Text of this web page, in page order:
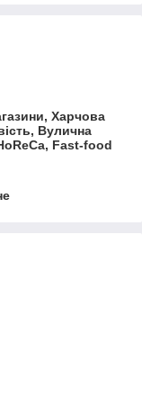
Харчова
Вулична
Fast-food